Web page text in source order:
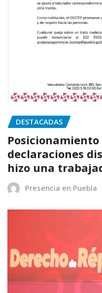
DESTACADAS
Posicionamiento
declaraciones
hizo una
Presencia en Puebla